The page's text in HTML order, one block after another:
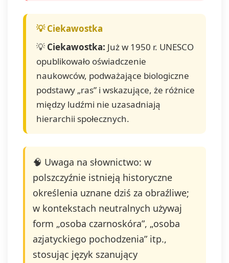
💡 Ciekawostka: Już w 1950 r. UNESCO
opublikowało oświadczenie
naukowców, podważające biologiczne
podstawy „ras” i wskazujące, że różnice
między ludźmi nie uzasadniają
hierarchii społecznych.
🧠 Uwaga na słownictwo: w
polszczyźnie istnieją historyczne
określenia uznane dziś za obraźliwe;
w kontekstach neutralnych używaj
form „osoba czarnoskóra”, „osoba
azjatyckiego pochodzenia” itp.,
stosując język szanujący